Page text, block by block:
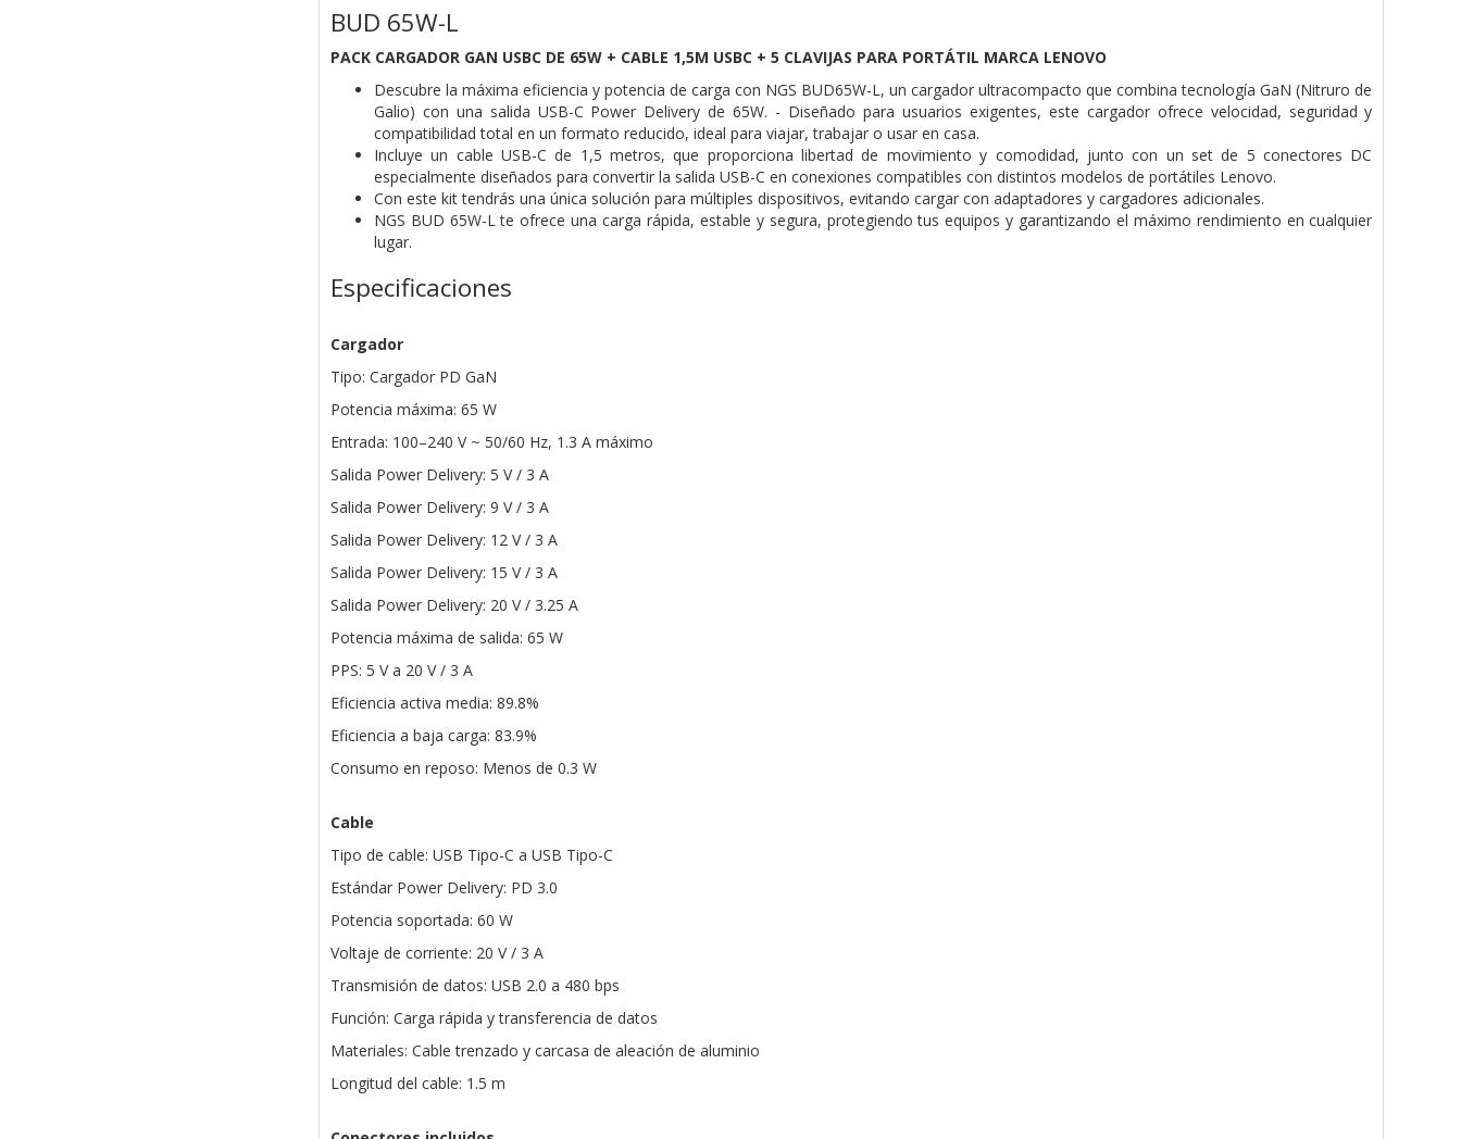
BUD 65W-L
PACK CARGADOR GAN USBC DE 65W + CABLE 1,5M USBC + 5 CLAVIJAS PARA PORTÁTIL MARCA LENOVO
Descubre la máxima eficiencia y potencia de carga con NGS BUD65W-L, un cargador ultracompacto que combina tecnología GaN (Nitruro de
Galio) con una salida USB-C Power Delivery de 65W. - Diseñado para usuarios exigentes, este cargador ofrece velocidad, seguridad y
compatibilidad total en un formato reducido, ideal para viajar, trabajar o usar en casa.
Incluye un cable USB-C de 1,5 metros, que proporciona libertad de movimiento y comodidad, junto con un set de 5 conectores DC
especialmente diseñados para convertir la salida USB-C en conexiones compatibles con distintos modelos de portátiles Lenovo.
Con este kit tendrás una única solución para múltiples dispositivos, evitando cargar con adaptadores y cargadores adicionales.
NGS BUD 65W-L te ofrece una carga rápida, estable y segura, protegiendo tus equipos y garantizando el máximo rendimiento en cualquier
lugar.
Especificaciones
Cargador
Tipo: Cargador PD GaN
Potencia máxima: 65 W
Entrada: 100–240 V ~ 50/60 Hz, 1.3 A máximo
Salida Power Delivery: 5 V / 3 A
Salida Power Delivery: 9 V / 3 A
Salida Power Delivery: 12 V / 3 A
Salida Power Delivery: 15 V / 3 A
Salida Power Delivery: 20 V / 3.25 A
Potencia máxima de salida: 65 W
PPS: 5 V a 20 V / 3 A
Eficiencia activa media: 89.8%
Eficiencia a baja carga: 83.9%
Consumo en reposo: Menos de 0.3 W
Cable
Tipo de cable: USB Tipo-C a USB Tipo-C
Estándar Power Delivery: PD 3.0
Potencia soportada: 60 W
Voltaje de corriente: 20 V / 3 A
Transmisión de datos: USB 2.0 a 480 bps
Función: Carga rápida y transferencia de datos
Materiales: Cable trenzado y carcasa de aleación de aluminio
Longitud del cable: 1.5 m